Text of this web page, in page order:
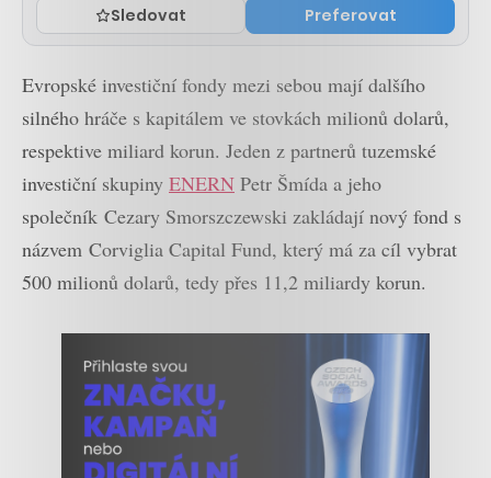
Sledovat Preferovat
Evropské investiční fondy mezi sebou mají dalšího
silného hráče s kapitálem ve stovkách milionů dolarů,
respektive miliard korun. Jeden z partnerů tuzemské
investiční skupiny ENERN Petr Šmída a jeho
společník Cezary Smorszczewski zakládají nový fond s
názvem Corviglia Capital Fund, který má za cíl vybrat
500 milionů dolarů, tedy přes 11,2 miliardy korun.